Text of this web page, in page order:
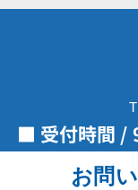
■ 受付時間 /
お問